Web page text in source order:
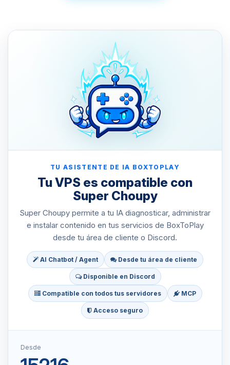
TU ASISTENTE DE IA BOXTOPLAY
Tu VPS es compatible con
Super Choupy
Super Choupy permite a tu IA diagnosticar, administrar
e instalar contenido en tus servicios de BoxToPlay
desde tu área de cliente o Discord.
AI Chatbot / Agent Desde tu área de cliente
Disponible en Discord
Compatible con todos tus servidores MCP
Acceso seguro
Desde